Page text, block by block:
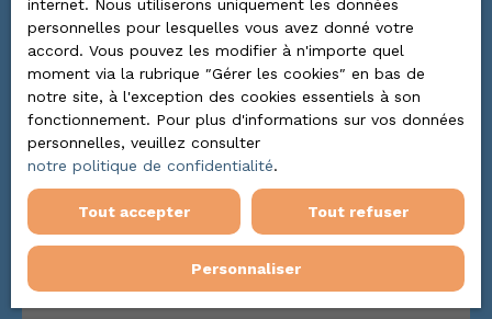
650€ /mois CC
Coup de cœur
internet. Nous utiliserons uniquement les données
personnelles pour lesquelles vous avez donné votre
accord. Vous pouvez les modifier à n'importe quel
moment via la rubrique ″Gérer les cookies″ en bas de
notre site, à l'exception des cookies essentiels à son
fonctionnement. Pour plus d'informations sur vos données
personnelles, veuillez consulter
notre politique de confidentialité.
Tout accepter Tout refuser
Personnaliser